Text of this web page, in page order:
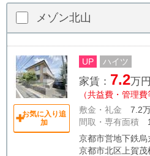
メゾン北山
お気に入り追
加
UP ハイツ
家賃： 7.2万円
（共益費・管理
敷金・礼金 7.2
間取・専有面積
京都市営地下鉄烏
京都市北区上賀茂